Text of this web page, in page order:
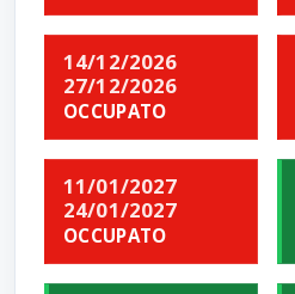
14/12/2026
27/12/2026
OCCUPATO
11/01/2027
24/01/2027
OCCUPATO